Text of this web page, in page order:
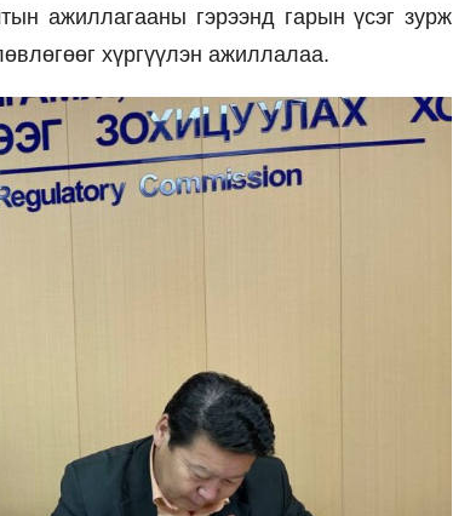
ажиллагааны гэрээнд гарын үсэг зурж
хүргүүлэн ажиллалаа.